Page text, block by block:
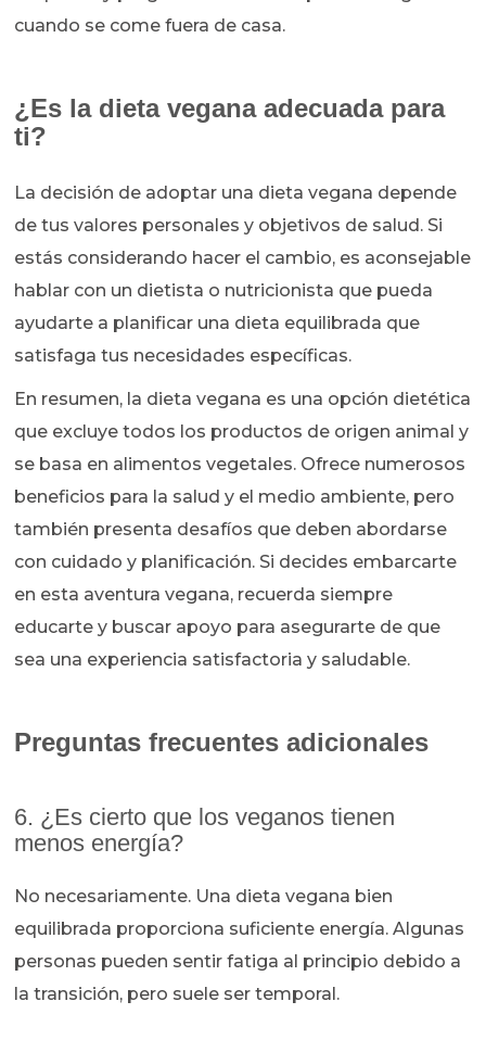
cuando se come fuera de casa.
¿Es la dieta vegana adecuada para
ti?
La decisión de adoptar una dieta vegana depende
de tus valores personales y objetivos de salud. Si
estás considerando hacer el cambio, es aconsejable
hablar con un dietista o nutricionista que pueda
ayudarte a planificar una dieta equilibrada que
satisfaga tus necesidades específicas.
En resumen, la dieta vegana es una opción dietética
que excluye todos los productos de origen animal y
se basa en alimentos vegetales. Ofrece numerosos
beneficios para la salud y el medio ambiente, pero
también presenta desafíos que deben abordarse
con cuidado y planificación. Si decides embarcarte
en esta aventura vegana, recuerda siempre
educarte y buscar apoyo para asegurarte de que
sea una experiencia satisfactoria y saludable.
Preguntas frecuentes adicionales
6. ¿Es cierto que los veganos tienen
menos energía?
No necesariamente. Una dieta vegana bien
equilibrada proporciona suficiente energía. Algunas
personas pueden sentir fatiga al principio debido a
la transición, pero suele ser temporal.